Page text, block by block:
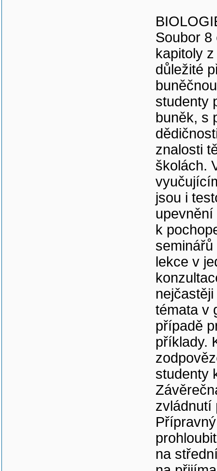
Soubor
kapitoly
důležité
studenty
buněk, s
znalosti
školách.
jsou i
k
lekce v
témata v
případě
příklady.
studenty
zvládnutí
na